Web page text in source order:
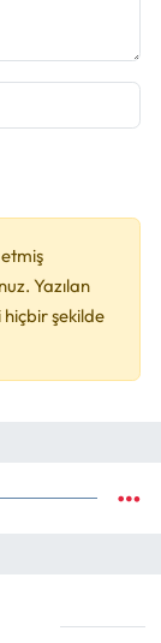
Yazılan
şekilde